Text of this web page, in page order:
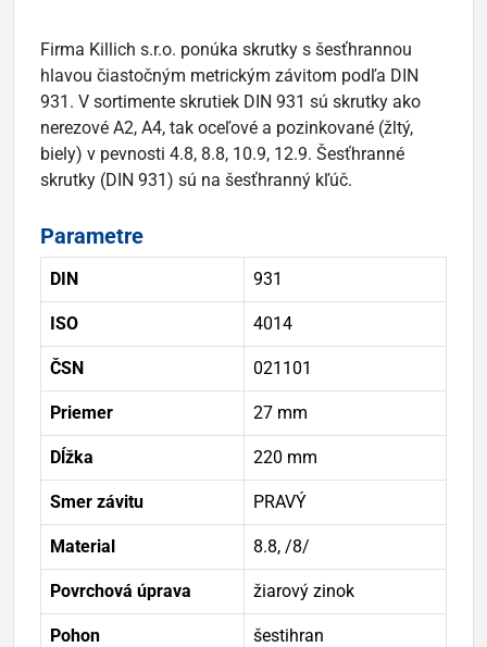
Firma Killich s.r.o. ponúka skrutky s šesťhrannou
hlavou čiastočným metrickým závitom podľa DIN
931. V sortimente skrutiek DIN 931 sú skrutky ako
nerezové A2, A4, tak oceľové a pozinkované (žltý,
biely) v pevnosti 4.8, 8.8, 10.9, 12.9. Šesťhranné
skrutky (DIN 931) sú na šesťhranný kľúč.
Parametre
DIN 931
ISO 4014
ČSN 021101
Priemer 27 mm
Dĺžka 220 mm
Smer závitu PRAVÝ
Material 8.8, /8/
Povrchová úprava žiarový zinok
Pohon šestihran